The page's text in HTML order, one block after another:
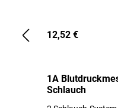
12,52 €
1A
Schlauch